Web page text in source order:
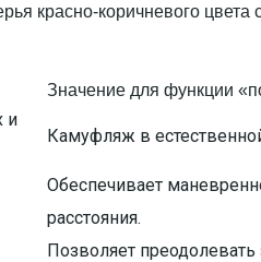
Значение для функции
и
Камуфляж в
Обеспечивает
расстояния.
Позволяет преодолевать